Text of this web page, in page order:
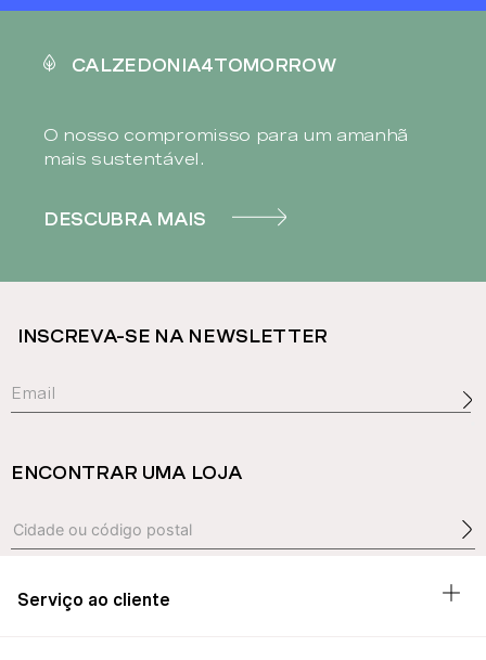
CALZEDONIA4TOMORROW
O nosso compromisso para um amanhã
mais sustentável.
DESCUBRA MAIS
INSCREVA-SE NA NEWSLETTER
ENCONTRAR UMA LOJA
Serviço ao cliente